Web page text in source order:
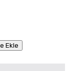
Ekle